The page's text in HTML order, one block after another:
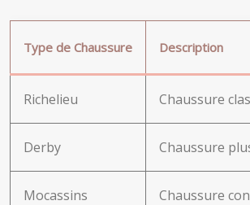
Type de Chaussure Description
Richelieu Chaussure
Derby Chaussure
Mocassins Chaussure